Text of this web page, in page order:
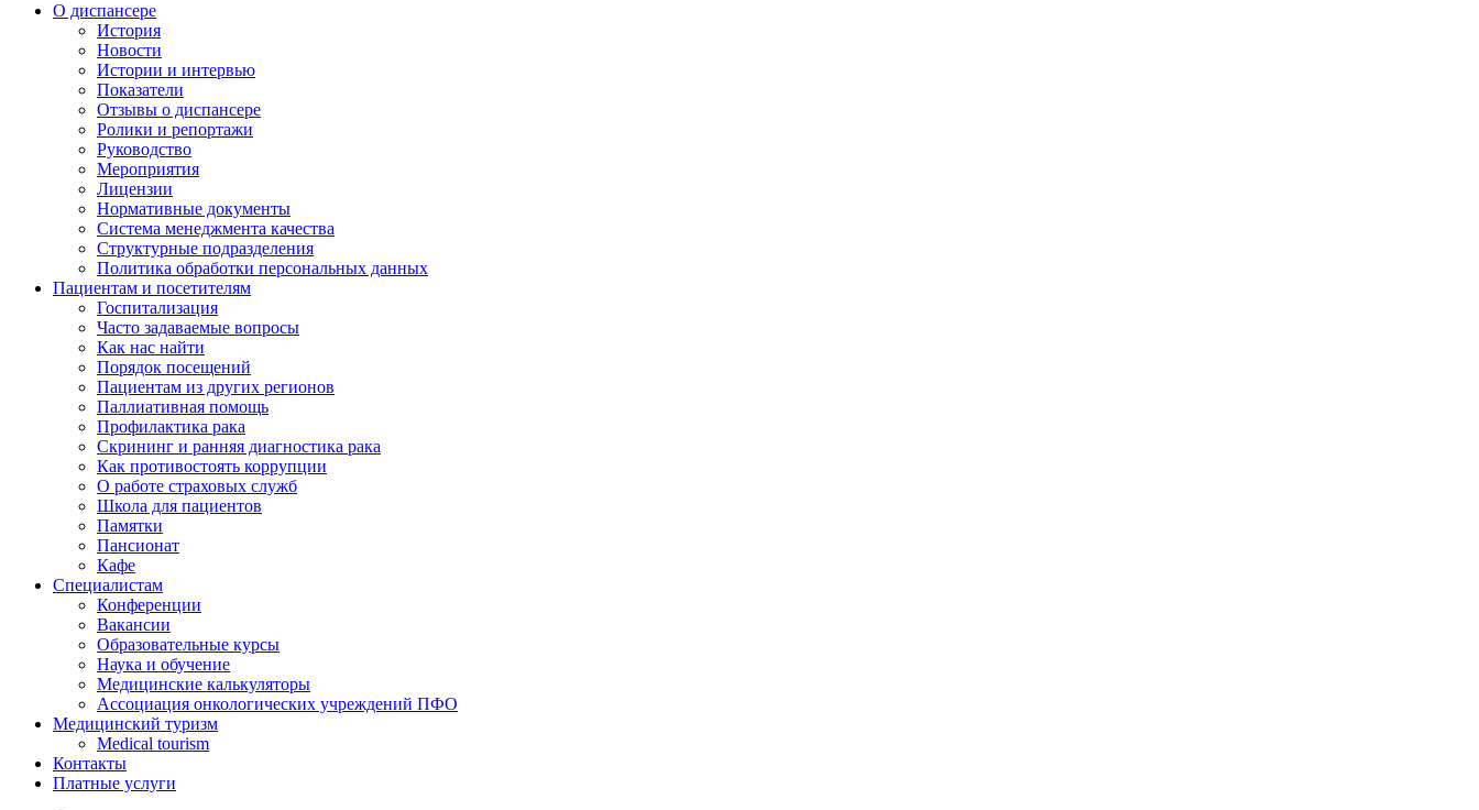
О диспансере
История
Новости
Истории и интервью
Показатели
Отзывы о диспансере
Ролики и репортажи
Руководство
Мероприятия
Лицензии
Нормативные документы
Система менеджмента качества
Структурные подразделения
Политика обработки персональных данных
Пациентам и посетителям
Госпитализация
Часто задаваемые вопросы
Как нас найти
Порядок посещений
Пациентам из других регионов
Паллиативная помощь
Профилактика рака
Скрининг и ранняя диагностика рака
Как противостоять коррупции
О работе страховых служб
Школа для пациентов
Памятки
Пансионат
Кафе
Специалистам
Конференции
Вакансии
Образовательные курсы
Наука и обучение
Медицинские калькуляторы
Ассоциация oнкологических учреждений ПФО
Медицинский туризм
Medical tourism
Контакты
Платные услуги